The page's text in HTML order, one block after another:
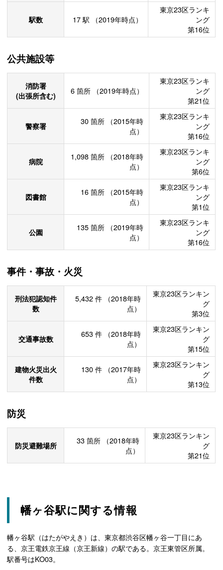
駅数 17駅 （2019年時点）
東京23区ランキ
ング
第16位
公共施設等
消防署
(出張所含む)
6 箇所 （2019年時点）
東京23区ランキ
ング
第21位
警察署 30 箇所
（2015年時
点）
東京23区ランキ
ング
第16位
病院 1,098 箇所
（2018年時
点）
東京23区ランキ
ング
第6位
図書館 16 箇所
（2015年時
点）
東京23区ランキ
ング
第1位
公園 135 箇所
（2019年時
点）
東京23区ランキ
ング
第16位
事件・事故・火災
刑法犯認知件
数
5,432 件
（2018年時
点）
東京23区ランキン
グ
第3位
交通事故数 653 件
（2018年時
点）
東京23区ランキン
グ
第15位
建物火災出火
件数
130 件
（2017年時
点）
東京23区ランキン
グ
第13位
防災
防災避難場所 33 箇所
（2018年時
点）
東京23区ランキン
グ
第21位
幡ヶ谷駅に関する情報
幡ヶ谷駅（はたがやえき）は、東京都渋谷区幡ヶ谷一丁目にあ
る、京王電鉄京王線（京王新線）の駅である。京王東管区所属。
駅番号はKO03。